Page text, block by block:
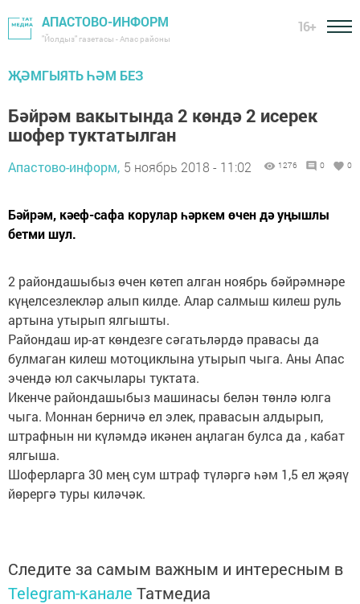
АПАСТОВО-ИНФОРМ
"Йолдыз" газетасы - Апас районы
16+
ҖӘМГЫЯТЬ ҺӘМ БЕЗ
Бәйрәм вакытында 2 көндә 2 исерек
шофер туктатылган
Апастово-информ, 5 ноябрь 2018 - 11:02 1276 0 0
Бәйрәм, кәеф-сафа корулар һәркем өчен дә уңышлы
бетми шул.
2 райондашыбыз өчен көтеп алган ноябрь бәйрәмнәре
күңелсезлекләр алып килде. Алар салмыш килеш руль
артына утырып ялгышты.
Райондаш ир-ат көндезге сәгатьләрдә правасы да
булмаган килеш мотоциклына утырып чыга. Аны Апас
эчендә юл сакчылары туктата.
Икенче райондашыбыз машинасы белән төнлә юлга
чыга. Моннан берничә ел элек, правасын алдырып,
штрафнын ни күләмдә икәнен аңлаган булса да , кабат
ялгыша.
Шоферларга 30 мең сум штраф түләргә һәм 1,5 ел җәяү
йөрергә туры киләчәк.
Следите за самым важным и интересным в
Telegram-канале Татмедиа